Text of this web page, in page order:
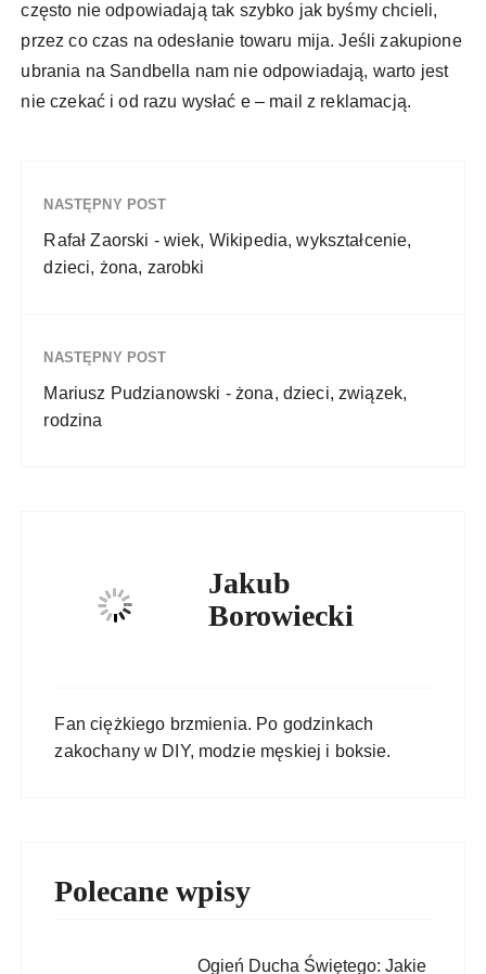
często nie odpowiadają tak szybko jak byśmy chcieli,
przez co czas na odesłanie towaru mija. Jeśli zakupione
ubrania na Sandbella nam nie odpowiadają, warto jest
nie czekać i od razu wysłać e – mail z reklamacją.
NASTĘPNY POST
Rafał Zaorski - wiek, Wikipedia, wykształcenie,
dzieci, żona, zarobki
NASTĘPNY POST
Mariusz Pudzianowski - żona, dzieci, związek,
rodzina
Jakub
Borowiecki
Fan ciężkiego brzmienia. Po godzinkach
zakochany w DIY, modzie męskiej i boksie.
Polecane wpisy
Ogień Ducha Świętego: Jakie